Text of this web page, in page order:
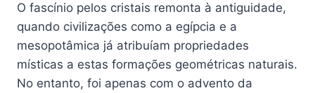
O fascínio pelos cristais remonta à antiguidade,
quando civilizações como a egípcia e a
mesopotâmica já atribuíam propriedades
místicas a estas formações geométricas naturais.
No entanto, foi apenas com o advento da